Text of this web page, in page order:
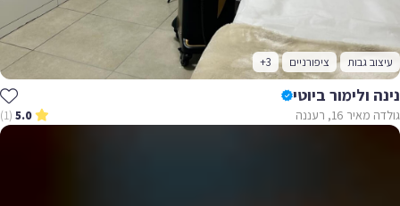
עיצוב גבות ציפורניים +3
נינה ולימור ביוטי
גולדה מאיר 16, רעננה 5.0
(1)